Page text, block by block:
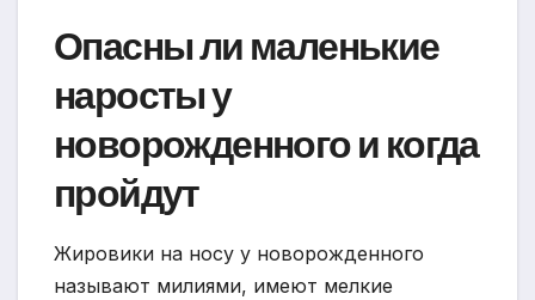
Опасны ли маленькие
наросты у
новорожденного и когда
пройдут
Жировики на носу у новорожденного
называют милиями, имеют мелкие